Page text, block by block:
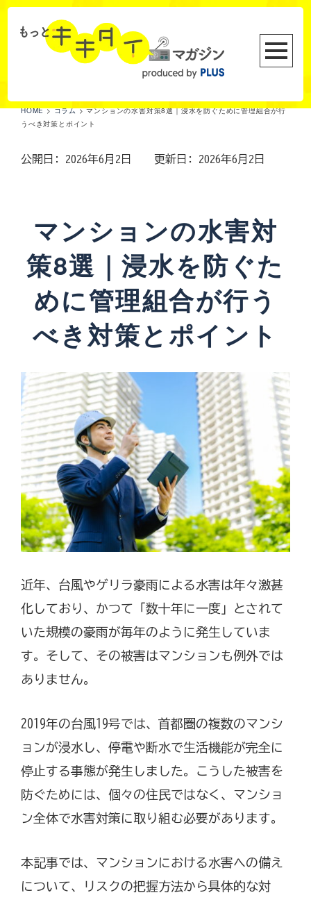
HOME>コラム>マンションの水害対策8選｜浸水を防ぐために管理組合が行
うべき対策とポイント
公開日: 2026年6月2日 更新日: 2026年6月2日
マンションの水害対
策8選｜浸水を防ぐた
めに管理組合が行う
べき対策とポイント
近年、台風やゲリラ豪雨による水害は年々激甚
化しており、かつて「数十年に一度」とされて
いた規模の豪雨が毎年のように発生していま
す。そして、その被害はマンションも例外では
ありません。
2019年の台風19号では、首都圏の複数のマンシ
ョンが浸水し、停電や断水で生活機能が完全に
停止する事態が発生しました。こうした被害を
防ぐためには、個々の住民ではなく、マンショ
ン全体で水害対策に取り組む必要があります。
本記事では、マンションにおける水害への備え
について、リスクの把握方法から具体的な対